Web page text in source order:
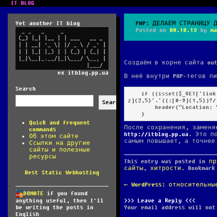
IT BLOG
Yet another IT blog
ex itblog.pp.ua
Search
Search
Quick and frequent
commands
Об этом сайте
Ссылки на другие
сайты и полезные
ресурсы
Best Static Webhosting
DONATE if you found
anything useful, then I'll
be writing the posts in
English
PHP: ДЕЛАЕМ СТРАНИЦУ
Posted on 08.10.13 by
Создаём в корне сайта
В неё внутри PHP-тегов
z]{2,5}'.'((:[0-
После сохранения,
http://itblog.pp.ua . Это
самым повышает, а
This entry was posted in
сайты, хитрости .
POST
← WordPress:
Leave a Reply
Your email address will